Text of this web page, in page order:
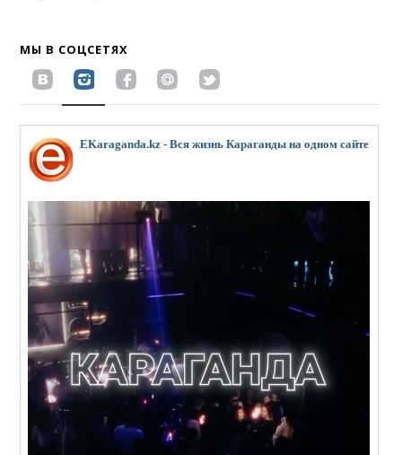
МЫ В СОЦСЕТЯХ
EKaraganda.kz - Вся жизнь Караганды на одном сайте